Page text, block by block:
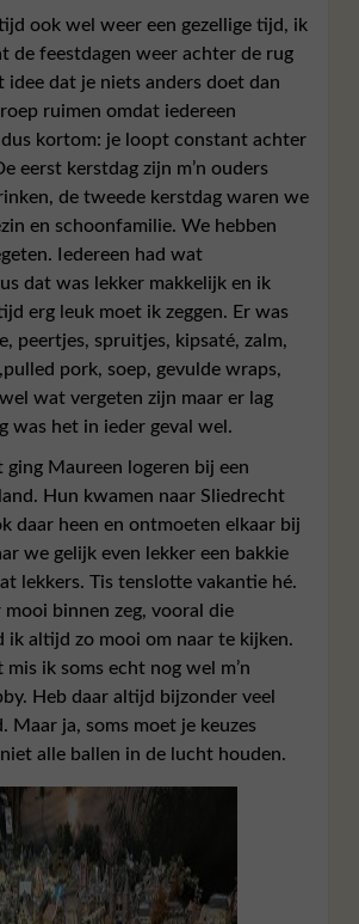
ook wel weer een gezellige tijd, ik
de feestdagen weer achter de rug
idee dat je niets anders doet dan
ruimen omdat iedereen
kortom: je loopt constant achter
eerst kerstdag zijn m’n ouders
de tweede kerstdag waren we
en schoonfamilie. We hebben
Iedereen had wat
dat was lekker makkelijk en ik
erg leuk moet ik zeggen. Er was
peertjes, spruitjes, kipsaté, zalm,
pork, soep, gevulde wraps,
wat vergeten zijn maar er lag
was het in ieder geval wel.
ging Maureen logeren bij een
Hun kwamen naar Sliedrecht
daar heen en ontmoeten elkaar bij
we gelijk even lekker een bakkie
lekkers. Tis tenslotte vakantie hé.
binnen zeg, vooral die
ik altijd zo mooi om naar te kijken.
ik soms echt nog wel m’n
Heb daar altijd bijzonder veel
Maar ja, soms moet je keuzes
alle ballen in de lucht houden.